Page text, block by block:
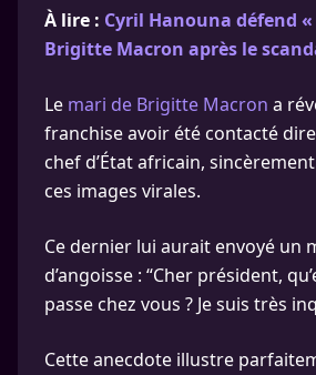
À lire : Cyril Hanouna défend
Brigitte Macron après le
Le mari de Brigitte Macron a
franchise avoir été contacté
chef d’État africain,
ces images virales.
Ce dernier lui aurait envoyé un
d’angoisse : “Cher président,
passe chez vous ? Je suis très
Cette anecdote illustre